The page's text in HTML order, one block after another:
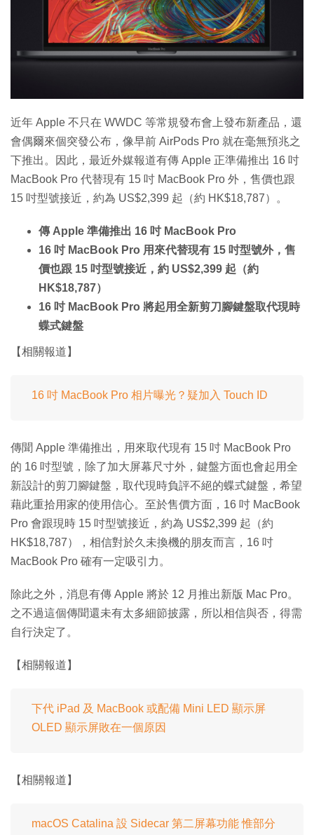
近年 Apple 不只在 WWDC 等常規發布會上發布新產品，還
會偶爾來個突發公布，像早前 AirPods Pro 就在毫無預兆之
下推出。因此，最近外媒報道有傳 Apple 正準備推出 16 吋
MacBook Pro 代替現有 15 吋 MacBook Pro 外，售價也跟
15 吋型號接近，約為 US$2,399 起（約 HK$18,787）。
傳 Apple 準備推出 16 吋 MacBook Pro
16 吋 MacBook Pro 用來代替現有 15 吋型號外，售
價也跟 15 吋型號接近，約 US$2,399 起（約
HK$18,787）
16 吋 MacBook Pro 將起用全新剪刀腳鍵盤取代現時
蝶式鍵盤
【相關報道】
16 吋 MacBook Pro 相片曝光？疑加入 Touch ID
傳聞 Apple 準備推出，用來取代現有 15 吋 MacBook Pro
的 16 吋型號，除了加大屏幕尺寸外，鍵盤方面也會起用全
新設計的剪刀腳鍵盤，取代現時負評不絕的蝶式鍵盤，希望
藉此重拾用家的使用信心。至於售價方面，16 吋 MacBook
Pro 會跟現時 15 吋型號接近，約為 US$2,399 起（約
HK$18,787），相信對於久未換機的朋友而言，16 吋
MacBook Pro 確有一定吸引力。
除此之外，消息有傳 Apple 將於 12 月推出新版 Mac Pro。
之不過這個傳聞還未有太多細節披露，所以相信與否，得需
自行決定了。
【相關報道】
下代 iPad 及 MacBook 或配備 Mini LED 顯示屏
OLED 顯示屏敗在一個原因
【相關報道】
macOS Catalina 設 Sidecar 第二屏幕功能 惟部分